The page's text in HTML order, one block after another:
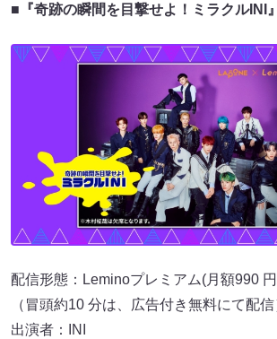
■『奇跡の瞬間を目撃せよ！ミラクルINI』
配信形態：Leminoプレミアム(月額990
（冒頭約10 分は、広告付き無料にて配信
出演者：INI